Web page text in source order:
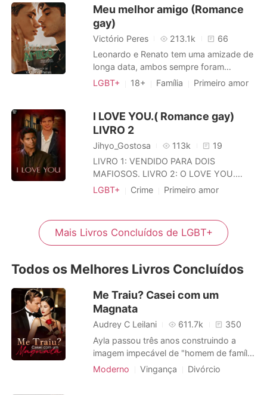
------------------------- ― Vamos
fazer um acordo. ― Franzo a testa. ―
Que acordo? ― Pergunto puxando meu
Amor a primeira vista
Gêmeos
Máfia
Arrogante / Dominante
Meu melhor amigo (Romance
gay)
Victório Peres 213.1k
66
Leonardo e Renato tem uma amizade de
longa data, ambos sempre foram
confidentes um do outro. Para Renato
a coisa é bem diferente e mais
complicada. Ao longo de tantos anos de
amizade Leonardo se vê envolto a
LGBT+ 18+ Família
Primeiro amor
Encantador
Charmoso
I LOVE YOU.( Romance gay)
LIVRO 2
Jihyo_Gostosa 113k
19
LIVRO 1: VENDIDO PARA DOIS
MAFIOSOS. LIVRO 2: O LOVE YOU.
LIVRO 3: CONQUISTADO PELOS
------------------------ - Eu amo
você, Alex!!! - Digo alto. O mesmo
abaixa a cabeça. - Não deveria amar. -
LGBT+ Crime
Primeiro amor
Mais Livros Concluídos de LGBT+
Todos os Melhores Livros Concluídos
Me Traiu? Casei com um
Magnata
Audrey C Leilani 611.7k
350
Ayla passou três anos construindo a
imagem impecável de "homem de família
perfeito" para seu marido, o bilionário do
Moderno Vingança
Divórcio